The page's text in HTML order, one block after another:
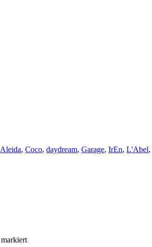
Aleida, Coco, daydream, Garage, IrEn, L'Abel,
markiert